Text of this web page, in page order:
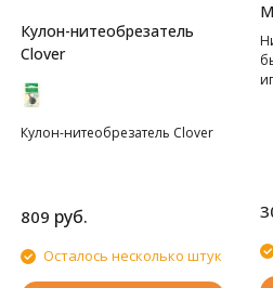
Кулон-нитеобрезатель
Clover
Кулон-нитеобрезатель Clover
809 руб.
Осталось несколько штук